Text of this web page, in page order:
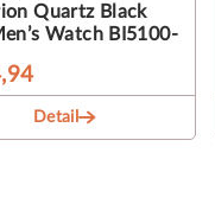
Quartz Black
Watch BI5100-
Detail